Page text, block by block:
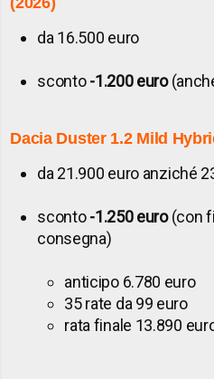
da 16.500 euro
sconto-1.200 euro
Dacia Duster1.2 Mild
da 21.900 euro anziché
sconto-1.250 euro(con
consegna)
anticipo 6.780 euro
35 rate da 99 euro
rata finale 13.890